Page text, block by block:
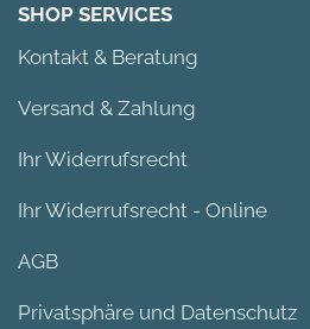
SHOP SERVICES
Kontakt & Beratung
Versand & Zahlung
Ihr Widerrufsrecht
Ihr Widerrufsrecht - Online
AGB
Privatsphäre und Datenschutz